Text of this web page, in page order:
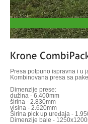
Presa potpuno ispravna i u
Kombinovana presa sa
Dimenzije prese:
dužina - 6.400mm
širina - 2.830mm
visina - 2.620mm
Širina pick up uređaja -
Dimenzije bale -